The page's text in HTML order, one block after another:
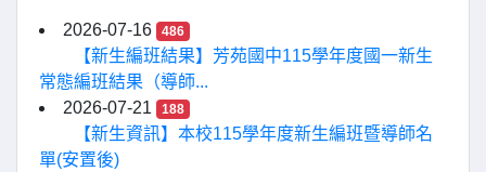
2026-07-16 486
【新生編班結果】芳苑國中115學年度國一新生
常態編班結果（導師...
2026-07-21
188
【新生資訊】本校115學年度新生編班暨導師名
單(安置後)